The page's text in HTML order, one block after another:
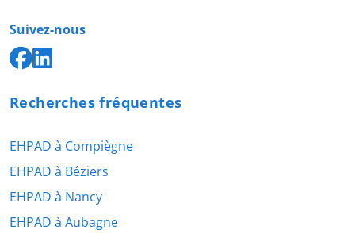
Suivez-nous
Recherches fréquentes
EHPAD à Compiègne
EHPAD à Béziers
EHPAD à Nancy
EHPAD à Aubagne